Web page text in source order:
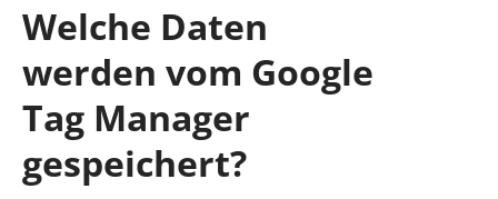
Welche Daten
werden vom Google
Tag Manager
gespeichert?